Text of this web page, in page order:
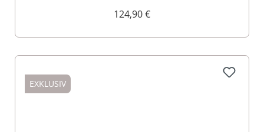
124,90 €
EXKLUSIV